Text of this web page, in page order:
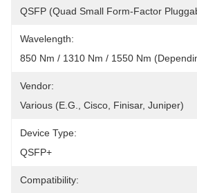
QSFP (Quad Small Form-Factor
Wavelength:
850 Nm / 1310 Nm / 1550 Nm
Vendor:
Various (e.g., Cisco, Finisar, Juniper)
Device Type:
QSFP+
Compatibility: